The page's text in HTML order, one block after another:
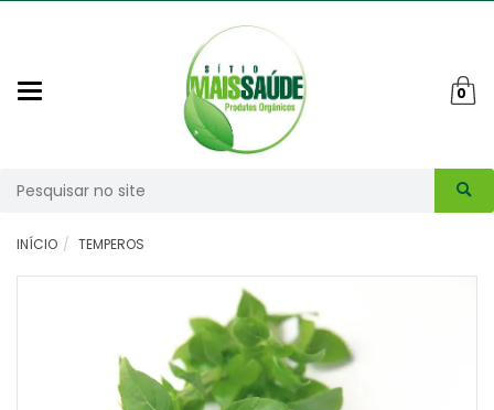
0
INÍCIO TEMPEROS